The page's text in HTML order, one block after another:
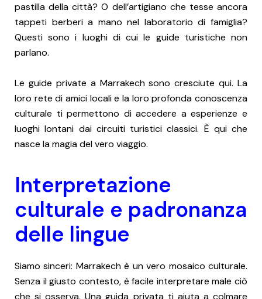
pastilla della città? O dell’artigiano che tesse ancora
tappeti berberi a mano nel laboratorio di famiglia?
Questi sono i luoghi di cui le guide turistiche non
parlano.
Le guide private a Marrakech sono cresciute qui. La
loro rete di amici locali e la loro profonda conoscenza
culturale ti permettono di accedere a esperienze e
luoghi lontani dai circuiti turistici classici. È qui che
nasce la magia del vero viaggio.
Interpretazione
culturale e padronanza
delle lingue
Siamo sinceri: Marrakech è un vero mosaico culturale.
Senza il giusto contesto, è facile interpretare male ciò
che si osserva. Una guida privata ti aiuta a colmare